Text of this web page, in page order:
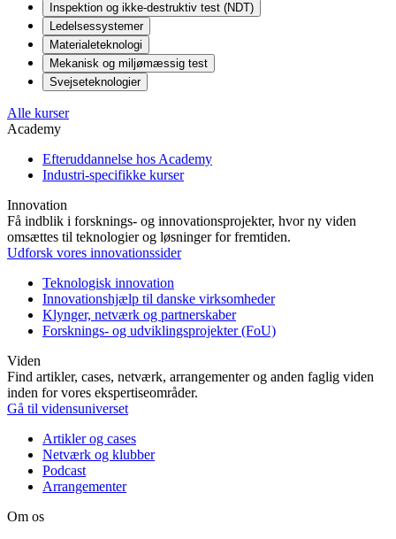
Inspektion og ikke-destruktiv test (NDT)
Ledelsessystemer
Materialeteknologi
Mekanisk og miljømæssig test
Svejseteknologier
Alle kurser
Academy
Efteruddannelse hos Academy
Industri-specifikke kurser
Innovation
Få indblik i forsknings- og innovationsprojekter, hvor ny viden
omsættes til teknologier og løsninger for fremtiden.
Udforsk vores innovationssider
Teknologisk innovation
Innovationshjælp til danske virksomheder
Klynger, netværk og partnerskaber
Forsknings- og udviklingsprojekter (FoU)
Viden
Find artikler, cases, netværk, arrangementer og anden faglig viden
inden for vores ekspertiseområder.
Gå til vidensuniverset
Artikler og cases
Netværk og klubber
Podcast
Arrangementer
Om os